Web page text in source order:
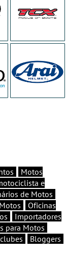
Motos
e
de Motos
Oficinas
Importadores
para Motos
Bloggers